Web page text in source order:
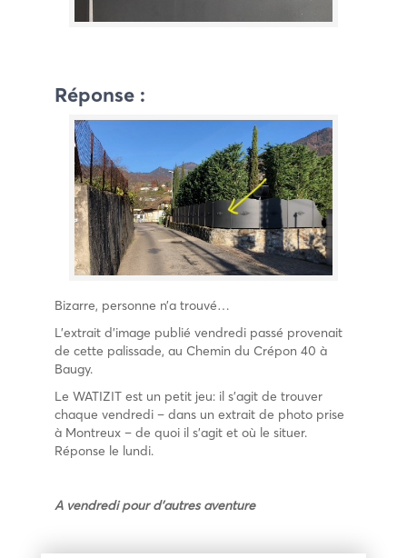
Réponse :
Bizarre, personne n’a trouvé…
L’extrait d’image publié vendredi passé provenait
de cette palissade, au Chemin du Crépon 40 à
Baugy.
Le WATIZIT est un petit jeu: il s’agit de trouver
chaque vendredi – dans un extrait de photo prise
à Montreux – de quoi il s’agit et où le situer.
Réponse le lundi.
A vendredi pour d’autres aventure